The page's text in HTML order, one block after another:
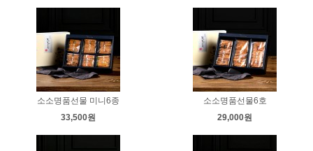
소소명품선물 미니6종
33,500원
소소명품선물6호
29,000원